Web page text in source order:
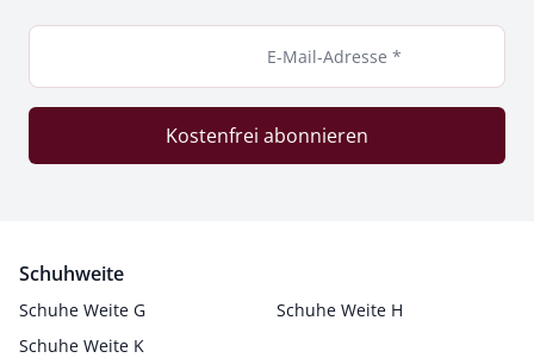
E-Mail-Adresse *
Kostenfrei abonnieren
Schuhweite
Schuhe Weite G
Schuhe Weite H
Schuhe Weite K